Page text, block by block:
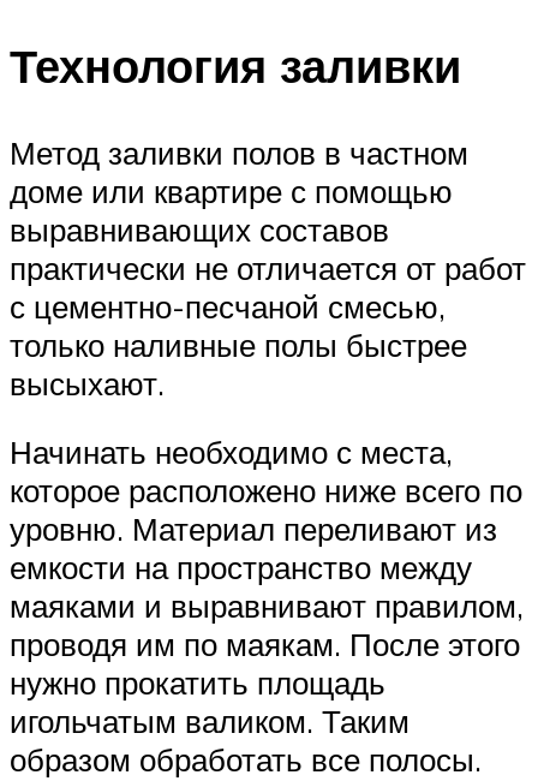
Технология заливки
Метод заливки полов в частном
доме или квартире с помощью
выравнивающих составов
практически не отличается от работ
с цементно-песчаной смесью,
только наливные полы быстрее
высыхают.
Начинать необходимо с места,
которое расположено ниже всего по
уровню. Материал переливают из
емкости на пространство между
маяками и выравнивают правилом,
проводя им по маякам. После этого
нужно прокатить площадь
игольчатым валиком. Таким
образом обработать все полосы.